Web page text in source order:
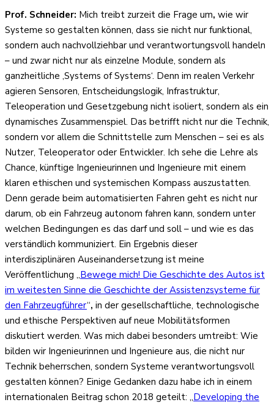
Prof. Schneider: Mich treibt zurzeit die Frage um, wie wir
Systeme so gestalten können, dass sie nicht nur funktional,
sondern auch nachvollziehbar und verantwortungsvoll handeln
– und zwar nicht nur als einzelne Module, sondern als
ganzheitliche ‚Systems of Systems‘. Denn im realen Verkehr
agieren Sensoren, Entscheidungslogik, Infrastruktur,
Teleoperation und Gesetzgebung nicht isoliert, sondern als ein
dynamisches Zusammenspiel. Das betrifft nicht nur die Technik,
sondern vor allem die Schnittstelle zum Menschen – sei es als
Nutzer, Teleoperator oder Entwickler. Ich sehe die Lehre als
Chance, künftige Ingenieurinnen und Ingenieure mit einem
klaren ethischen und systemischen Kompass auszustatten.
Denn gerade beim automatisierten Fahren geht es nicht nur
darum, ob ein Fahrzeug autonom fahren kann, sondern unter
welchen Bedingungen es das darf und soll – und wie es das
verständlich kommuniziert. Ein Ergebnis dieser
interdisziplinären Auseinandersetzung ist meine
Veröffentlichung „Bewege mich! Die Geschichte des Autos ist
im weitesten Sinne die Geschichte der Assistenzsysteme für
den Fahrzeugführer“, in der gesellschaftliche, technologische
und ethische Perspektiven auf neue Mobilitätsformen
diskutiert werden. Was mich dabei besonders umtreibt: Wie
bilden wir Ingenieurinnen und Ingenieure aus, die nicht nur
Technik beherrschen, sondern Systeme verantwortungsvoll
gestalten können? Einige Gedanken dazu habe ich in einem
internationalen Beitrag schon 2018 geteilt: „Developing the